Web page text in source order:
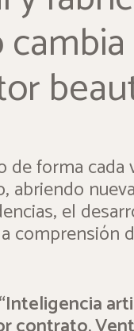
de forma cada
abriendo
el
comprensión
“Inteligencia